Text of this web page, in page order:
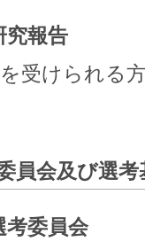
究報告
受けられる
員会及び選
考委員会